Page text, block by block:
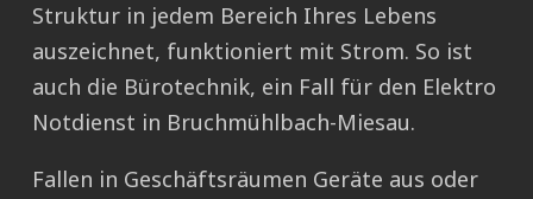
Struktur in jedem Bereich Ihres Lebens
auszeichnet, funktioniert mit Strom. So ist
auch die Bürotechnik, ein Fall für den Elektro
Notdienst in Bruchmühlbach-Miesau.
Fallen in Geschäftsräumen Geräte aus oder